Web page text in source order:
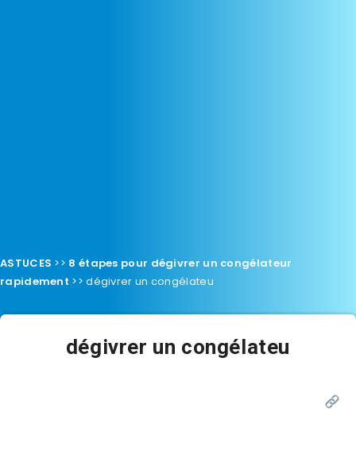
ASTUCES >> 8 étapes pour dégivrer un congélateur
rapidement >>dégivrer un congélateu
dégivrer un congélateu